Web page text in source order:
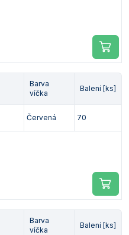
Barva
víčka
Balení [ks]
Červená 70
Barva
víčka
Balení [ks]